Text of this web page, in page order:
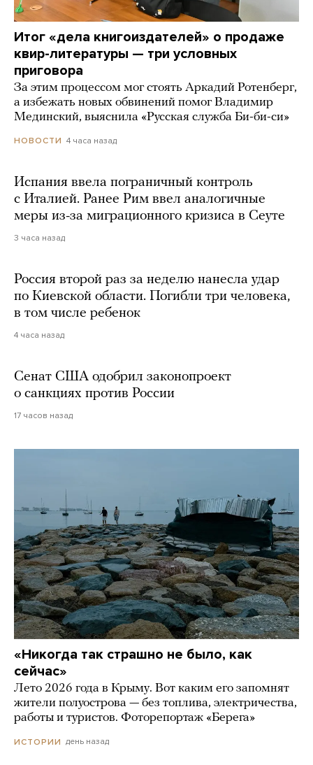
Итог «дела книгоиздателей» о продаже
квир-литературы — три условных
приговора
За этим процессом мог стоять Аркадий Ротенберг,
а избежать новых обвинений помог Владимир
Мединский, выяснила «Русская служба Би-би-си»
НОВОСТИ 4 часа назад
Испания ввела пограничный контроль
с Италией. Ранее Рим ввел аналогичные
меры из-за миграционного кризиса в Сеуте
3 часа назад
Россия второй раз за неделю нанесла удар
по Киевской области. Погибли три человека,
в том числе ребенок
4 часа назад
Сенат США одобрил законопроект
о санкциях против России
17 часов назад
«Никогда так страшно не было, как
сейчас»
Лето 2026 года в Крыму. Вот каким его запомнят
жители полуострова — без топлива, электричества,
работы и туристов. Фоторепортаж «Берега»
ИСТОРИИ день назад